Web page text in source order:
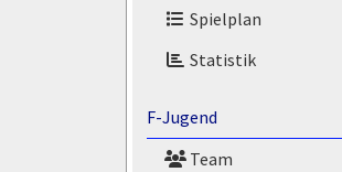
Spielplan
Statistik
F-Jugend
Team